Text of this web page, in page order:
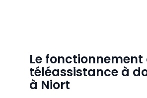
Le fonctionnement
téléassistance à
à Niort